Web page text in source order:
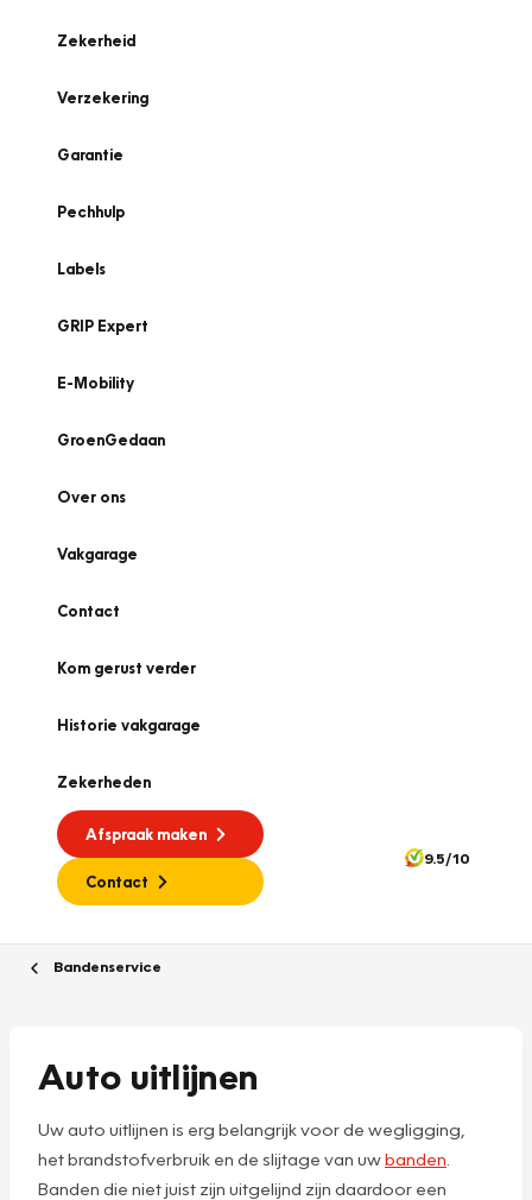
Zekerheid
Verzekering
Garantie
Pechhulp
Labels
GRIP Expert
E-Mobility
GroenGedaan
Over ons
Vakgarage
Contact
Kom gerust verder
Historie vakgarage
Zekerheden
Afspraak maken
Contact
9.5/10
Bandenservice
Auto uitlijnen
Uw auto uitlijnen is erg belangrijk voor de wegligging,
het brandstofverbruik en de slijtage van uwbanden
Banden die niet juist zijn uitgelijnd zijn daardoor een